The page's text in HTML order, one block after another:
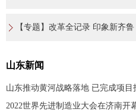
【专题】改革全记录 印象新齐鲁
山东新闻
山东推动黄河战略落地 已完成项目
2022世界先进制造业大会在济南开